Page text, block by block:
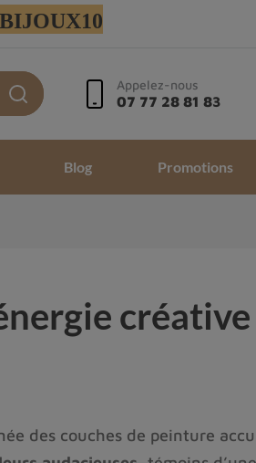
Appelez-nous
07 77 28 81 83
Blog Promotions
créative
des couches de peinture